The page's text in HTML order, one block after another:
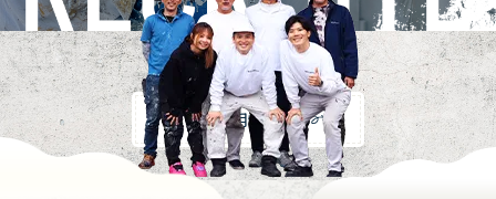
採用情報